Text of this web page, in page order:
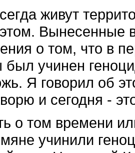
живут
Вынесен­ные
о том, что в
учинен
Я говорил об
и сегодня -
о том времени
учинили